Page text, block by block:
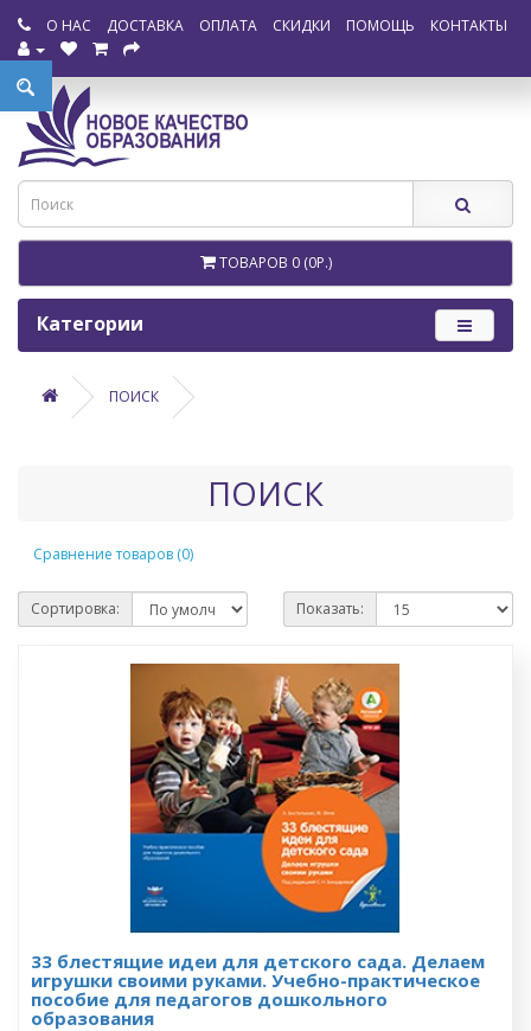
О НАС ДОСТАВКА ОПЛАТА СКИДКИ ПОМОЩЬ КОНТАКТЫ
ТОВАРОВ 0 (0Р.)
Категории
ПОИСК
ПОИСК
Сравнение товаров (0)
Сортировка: Показать:
33 блестящие идеи для детского сада. Делаем
игрушки своими руками. Учебно-практическое
пособие для педагогов дошкольного
образования